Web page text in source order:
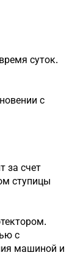
суток.
с
за счет
ступицы
с
машиной и